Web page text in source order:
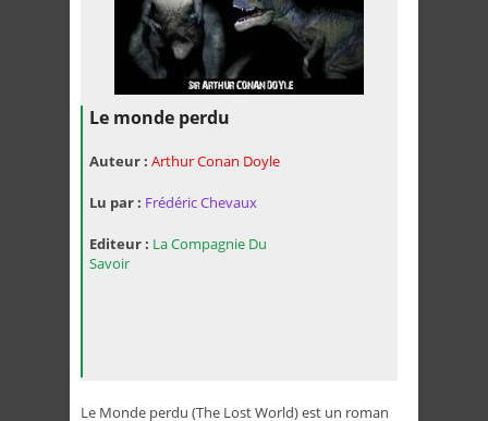
Le monde perdu
Auteur : Arthur Conan Doyle
Lu par : Frédéric Chevaux
Editeur : La Compagnie Du
Savoir
Le Monde perdu (The Lost World) est un roman